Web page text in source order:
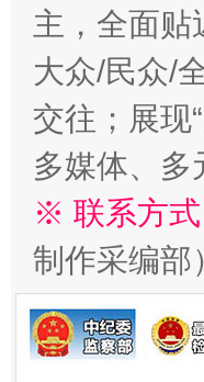
主，全面贴
大众/民众/
交往；展现
多媒体、多
※ 联系方式
制作采编部